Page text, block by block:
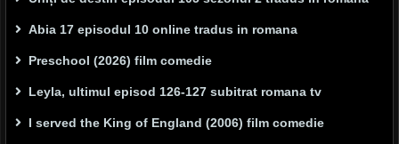
Abia 17 episodul 10 online tradus in romana
Preschool (2026) film comedie
Leyla, ultimul episod 126-127 subitrat romana tv
I served the King of England (2006) film comedie